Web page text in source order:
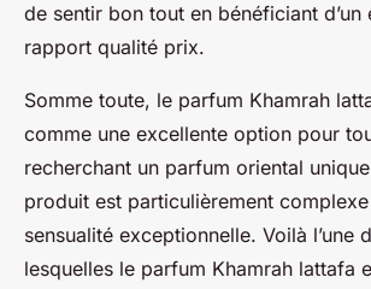
de sentir bon tout en bénéficiant d’un
rapport qualité prix.
Somme toute, le parfum Khamrah
comme une excellente option pour
recherchant un parfum oriental
produit est particulièrement
sensualité exceptionnelle. Voilà l’une
lesquelles le parfum Khamrah lattafa